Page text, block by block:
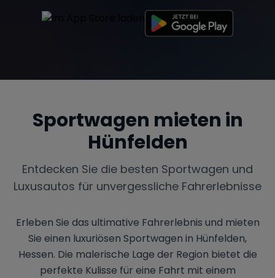
Sportwagen mieten in
Hünfelden
Entdecken Sie die besten Sportwagen und
Luxusautos für unvergessliche Fahrerlebnisse
Erleben Sie das ultimative Fahrerlebnis und mieten
Sie einen luxuriösen Sportwagen in Hünfelden,
Hessen. Die malerische Lage der Region bietet die
perfekte Kulisse für eine Fahrt mit einem